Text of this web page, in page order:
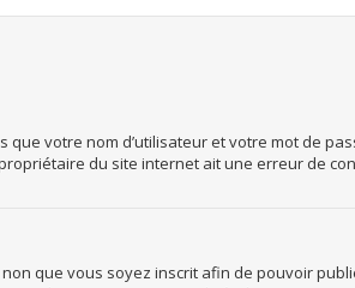
votre nom d’utilisateur et votre mot de
du site internet ait une erreur de
que vous soyez inscrit afin de pouvoir